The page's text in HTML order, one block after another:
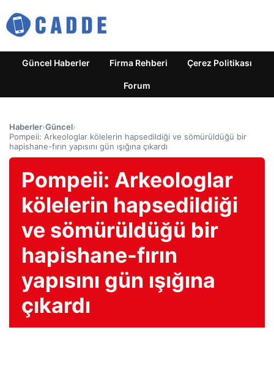
Güncel Haberler Firma Rehberi Çerez Politikası
Forum
Haberler›Güncel›
Pompeii: Arkeologlar kölelerin hapsedildiği ve sömürüldüğü bir
hapishane-fırın yapısını gün ışığına çıkardı
Pompeii: Arkeologlar
kölelerin hapsedildiği
ve sömürüldüğü bir
hapishane-fırın
yapısını gün ışığına
çıkardı